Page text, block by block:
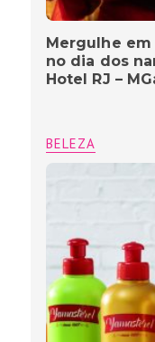
Mergulhe
no dia dos
Hotel RJ –
BELEZA